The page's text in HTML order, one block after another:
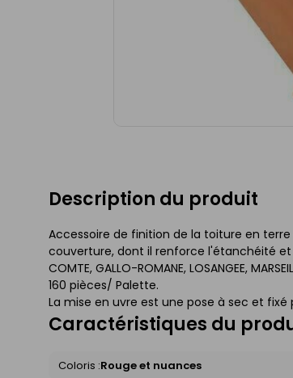
Description du produit
Accessoire de finition de la toiture en
couverture, dont il renforce l'étanchéité et
COMTE, GALLO-ROMANE, LOSANGEE,
160 pièces/ Palette.
La mise en uvre est une pose à sec et fixé
Caractéristiques du
Coloris :Rouge et nuances